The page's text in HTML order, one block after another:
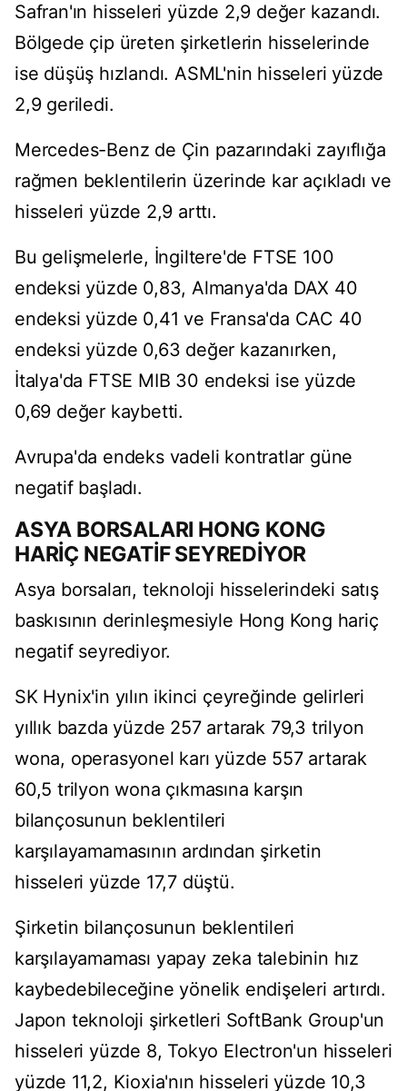
Safran'ın hisseleri yüzde 2,9 değer kazandı.
Bölgede çip üreten şirketlerin hisselerinde
ise düşüş hızlandı. ASML'nin hisseleri yüzde
2,9 geriledi.
Mercedes-Benz de Çin pazarındaki zayıflığa
rağmen beklentilerin üzerinde kar açıkladı ve
hisseleri yüzde 2,9 arttı.
Bu gelişmelerle, İngiltere'de FTSE 100
endeksi yüzde 0,83, Almanya'da DAX 40
endeksi yüzde 0,41 ve Fransa'da CAC 40
endeksi yüzde 0,63 değer kazanırken,
İtalya'da FTSE MIB 30 endeksi ise yüzde
0,69 değer kaybetti.
Avrupa'da endeks vadeli kontratlar güne
negatif başladı.
ASYA BORSALARI HONG KONG
HARİÇ NEGATİF SEYREDİYOR
Asya borsaları, teknoloji hisselerindeki satış
baskısının derinleşmesiyle Hong Kong hariç
negatif seyrediyor.
SK Hynix'in yılın ikinci çeyreğinde gelirleri
yıllık bazda yüzde 257 artarak 79,3 trilyon
wona, operasyonel karı yüzde 557 artarak
60,5 trilyon wona çıkmasına karşın
bilançosunun beklentileri
karşılayamamasının ardından şirketin
hisseleri yüzde 17,7 düştü.
Şirketin bilançosunun beklentileri
karşılayamaması yapay zeka talebinin hız
kaybedebileceğine yönelik endişeleri artırdı.
Japon teknoloji şirketleri SoftBank Group'un
hisseleri yüzde 8, Tokyo Electron'un hisseleri
yüzde 11,2, Kioxia'nın hisseleri yüzde 10,3